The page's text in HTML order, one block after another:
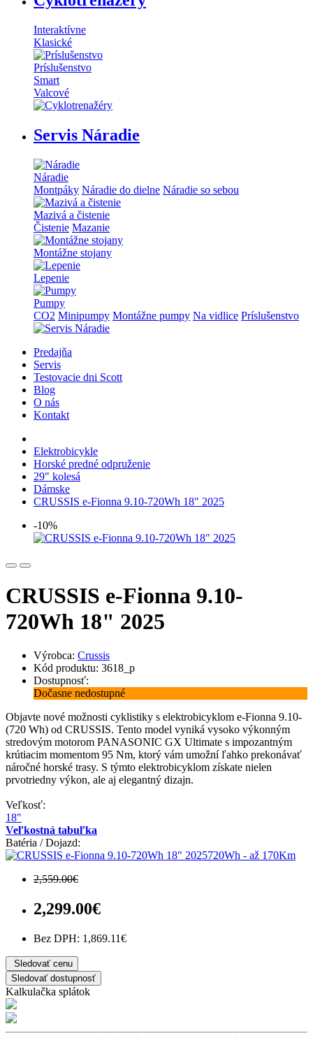
Interaktívne
Klasické
Príslušenstvo
Smart
Valcové
Servis Náradie
Náradie
Montpáky Náradie do dielne Náradie so sebou
Mazivá a čistenie
Čistenie Mazanie
Montážne stojany
Lepenie
Pumpy
CO2 Minipumpy Montážne pumpy Na vidlice Príslušenstvo
Predajňa
Servis
Testovacie dni Scott
Blog
O nás
Kontakt
Elektrobicykle
Horské predné odpruženie
29" kolesá
Dámske
CRUSSIS e-Fionna 9.10-720Wh 18" 2025
-10%
CRUSSIS e-Fionna 9.10-
720Wh 18" 2025
Výrobca: Crussis
Kód produktu: 3618_p
Dostupnosť:
Dočasne nedostupné
Objavte nové možnosti cyklistiky s elektrobicyklom e-Fionna 9.10-
(720 Wh) od CRUSSIS. Tento model vyniká vysoko výkonným
stredovým motorom PANASONIC GX Ultimate s impozantným
krútiacim momentom 95 Nm, ktorý vám umožní ľahko prekonávať
náročné horské trasy. S týmto elektrobicyklom získate nielen
prvotriedny výkon, ale aj elegantný dizajn.
Veľkosť:
18"
Veľkostná tabuľka
Batéria / Dojazd:
720Wh - až 170Km
2,559.00€
2,299.00€
Bez DPH: 1,869.11€
Sledovať cenu
Sledovať dostupnosť
Kalkulačka splátok